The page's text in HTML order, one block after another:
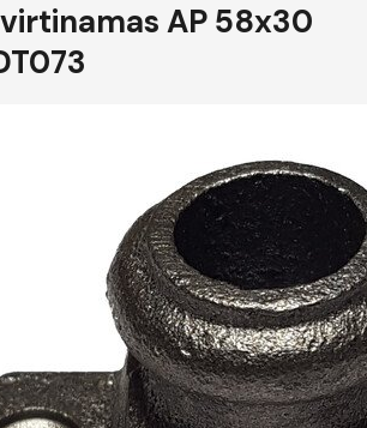
AP 58x30